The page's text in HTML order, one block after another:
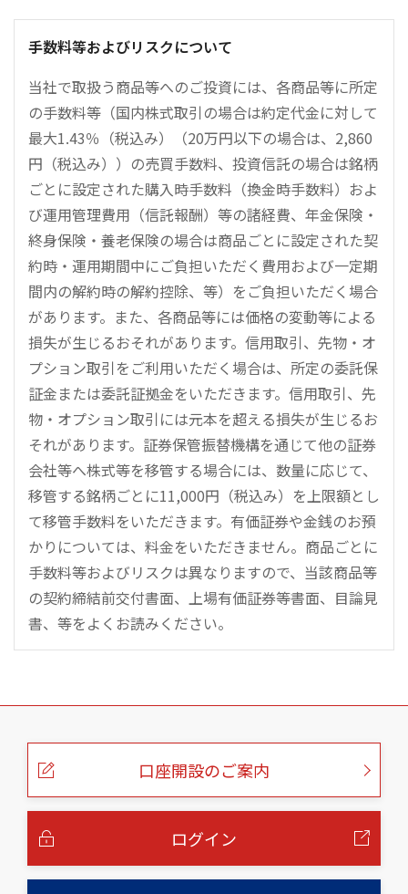
手数料等およびリスクについて
当社で取扱う商品等へのご投資には、各商品等に所定
の手数料等（国内株式取引の場合は約定代金に対して
最大1.43％（税込み）（20万円以下の場合は、2,860
円（税込み））の売買手数料、投資信託の場合は銘柄
ごとに設定された購入時手数料（換金時手数料）およ
び運用管理費用（信託報酬）等の諸経費、年金保険・
終身保険・養老保険の場合は商品ごとに設定された契
約時・運用期間中にご負担いただく費用および一定期
間内の解約時の解約控除、等）をご負担いただく場合
があります。また、各商品等には価格の変動等による
損失が生じるおそれがあります。信用取引、先物・オ
プション取引をご利用いただく場合は、所定の委託保
証金または委託証拠金をいただきます。信用取引、先
物・オプション取引には元本を超える損失が生じるお
それがあります。証券保管振替機構を通じて他の証券
会社等へ株式等を移管する場合には、数量に応じて、
移管する銘柄ごとに11,000円（税込み）を上限額とし
て移管手数料をいただきます。有価証券や金銭のお預
かりについては、料金をいただきません。商品ごとに
手数料等およびリスクは異なりますので、当該商品等
の契約締結前交付書面、上場有価証券等書面、目論見
書、等をよくお読みください。
こ
口座開設のご案内
ログイン